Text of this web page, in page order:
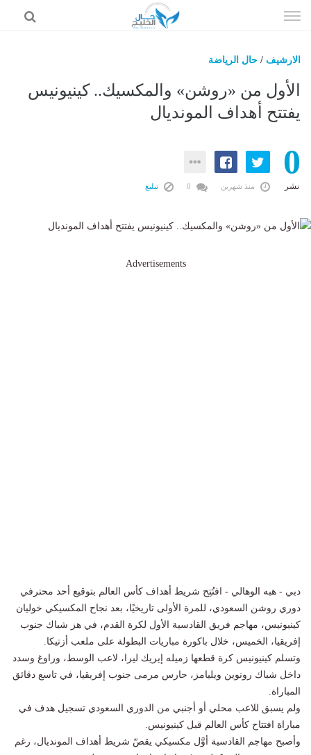
الى
الارشيف / حال الرياضة
الأول من «روشن» والمكسيك.. كينيونيس
يفتتح أهداف المونديال
0
نشر منذ شهرين تبليغ
Advertisements
دبي - هبه الوهالي - افتُتِح شريط أهداف كأس العالم بتوقيع أحد محترفي
دوري روشن السعودي، للمرة الأولى تاريخيًا، بعد نجاح المكسيكي خوليان
كينيونيس، مهاجم فريق القادسية الأول لكرة القدم، في هز شباك جنوب
إفريقيا، الخميس، خلال باكورة مباريات البطولة على ملعب أزتيكا.
وتسلم كينيونيس كرة قطعها زميله إيريك ليرا، لاعب الوسط، وراوغ وسدد
داخل شباك رونوين ويليامز، حارس مرمى جنوب إفريقيا، في تاسع دقائق
المباراة.
ولم يسبق للاعب محلي أو أجنبي من الدوري السعودي تسجيل هدف في
مباراة افتتاح كأس العالم قبل كينيونيس.
وأصبح مهاجم القادسية أوَّل مكسيكي يقصّ شريط أهداف المونديال، رغم
حال السعودية